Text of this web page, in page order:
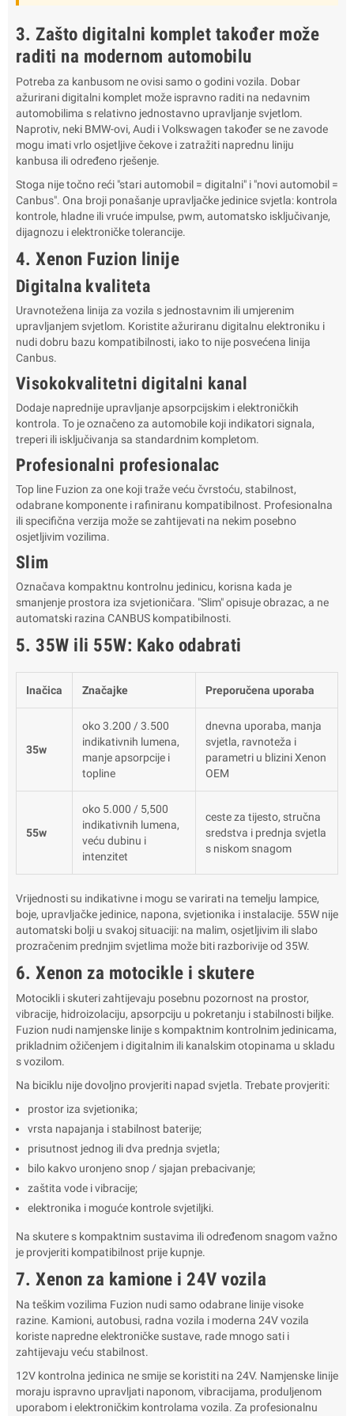
3. Zašto digitalni komplet također može
raditi na modernom automobilu
Potreba za kanbusom ne ovisi samo o godini vozila. Dobar
ažurirani digitalni komplet može ispravno raditi na nedavnim
automobilima s relativno jednostavno upravljanje svjetlom.
Naprotiv, neki BMW-ovi, Audi i Volkswagen također se ne zavode
mogu imati vrlo osjetljive čekove i zatražiti naprednu liniju
kanbusa ili određeno rješenje.
Stoga nije točno reći "stari automobil = digitalni" i "novi automobil =
Canbus". Ona broji ponašanje upravljačke jedinice svjetla: kontrola
kontrole, hladne ili vruće impulse, pwm, automatsko isključivanje,
dijagnozu i elektroničke tolerancije.
4. Xenon Fuzion linije
Digitalna kvaliteta
Uravnotežena linija za vozila s jednostavnim ili umjerenim
upravljanjem svjetlom. Koristite ažuriranu digitalnu elektroniku i
nudi dobru bazu kompatibilnosti, iako to nije posvećena linija
Canbus.
Visokokvalitetni digitalni kanal
Dodaje naprednije upravljanje apsorpcijskim i elektroničkih
kontrola. To je označeno za automobile koji indikatori signala,
treperi ili isključivanja sa standardnim kompletom.
Profesionalni profesionalac
Top line Fuzion za one koji traže veću čvrstoću, stabilnost,
odabrane komponente i rafiniranu kompatibilnost. Profesionalna
ili specifična verzija može se zahtijevati na nekim posebno
osjetljivim vozilima.
Slim
Označava kompaktnu kontrolnu jedinicu, korisna kada je
smanjenje prostora iza svjetioničara. "Slim" opisuje obrazac, a ne
automatski razina CANBUS kompatibilnosti.
5. 35W ili 55W: Kako odabrati
Inačica Značajke Preporučena uporaba
35w
oko 3.200 / 3.500
indikativnih lumena,
manje apsorpcije i
topline
dnevna uporaba, manja
svjetla, ravnoteža i
parametri u blizini Xenon
OEM
55w
oko 5.000 / 5,500
indikativnih lumena,
veću dubinu i
intenzitet
ceste za tijesto, stručna
sredstva i prednja svjetla
s niskom snagom
Vrijednosti su indikativne i mogu se varirati na temelju lampice,
boje, upravljačke jedinice, napona, svjetionika i instalacije. 55W nije
automatski bolji u svakoj situaciji: na malim, osjetljivim ili slabo
prozračenim prednjim svjetlima može biti razborivije od 35W.
6. Xenon za motocikle i skutere
Motocikli i skuteri zahtijevaju posebnu pozornost na prostor,
vibracije, hidroizolaciju, apsorpciju u pokretanju i stabilnosti biljke.
Fuzion nudi namjenske linije s kompaktnim kontrolnim jedinicama,
prikladnim ožičenjem i digitalnim ili kanalskim otopinama u skladu
s vozilom.
Na biciklu nije dovoljno provjeriti napad svjetla. Trebate provjeriti:
prostor iza svjetionika;
vrsta napajanja i stabilnost baterije;
prisutnost jednog ili dva prednja svjetla;
bilo kakvo uronjeno snop / sjajan prebacivanje;
zaštita vode i vibracije;
elektronika i moguće kontrole svjetiljki.
Na skutere s kompaktnim sustavima ili određenom snagom važno
je provjeriti kompatibilnost prije kupnje.
7. Xenon za kamione i 24V vozila
Na teškim vozilima Fuzion nudi samo odabrane linije visoke
razine. Kamioni, autobusi, radna vozila i moderna 24V vozila
koriste napredne elektroničke sustave, rade mnogo sati i
zahtijevaju veću stabilnost.
12V kontrolna jedinica ne smije se koristiti na 24V. Namjenske linije
moraju ispravno upravljati naponom, vibracijama, produljenom
uporabom i elektroničkim kontrolama vozila. Za profesionalnu